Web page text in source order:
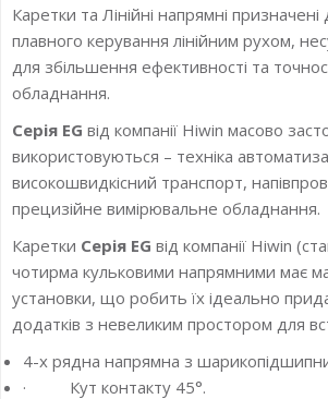
Каретки та Лінійні напрямні призначені
плавного керування лінійним рухом,
для збільшення ефективності та
обладнання.
Серія EG від компанії Hiwin масово
використовуються – техніка
високошвидкісний транспорт,
прецизійне вимірювальне обладнання.
Каретки Серія EG від компанії Hiwin
чотирма кульковими напрямними має
установки, що робить їх ідеально
додатків з невеликим простором для
4-х рядна напрямна з
· Кут контакту 45°.